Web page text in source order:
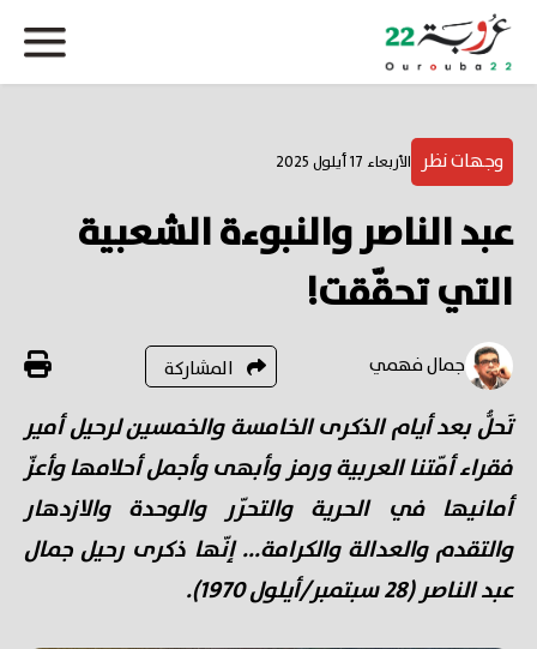
وجهات نظر الأربعاء 17 أيلول 2025
عبد الناصر والنبوءة الشعبية
التي تحقّقت!
جمال فهمي المشاركة
تَحلُّ بعد أيام الذكرى الخامسة والخمسين لرحيل أمير
فقراء أمّتنا العربية ورمز وأبهى وأجمل أحلامها وأعزّ
أمانيها في الحرية والتحرّر والوحدة والازدهار
والتقدم والعدالة والكرامة... إنّها ذكرى رحيل جمال
عبد الناصر (28 سبتمبر/أيلول 1970).